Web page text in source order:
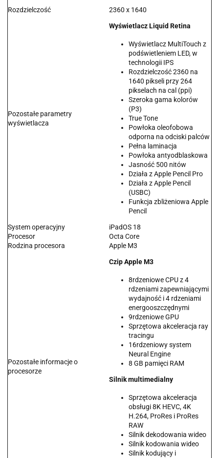
Rozdzielczość 2360 x 1640
Pozostałe parametry
wyświetlacza
Wyświetlacz Liquid Retina
Wyświetlacz MultiTouch z
podświetleniem LED, w
technologii IPS
Rozdzielczość 2360 na
1640 pikseli przy 264
pikselach na cal (ppi)
Szeroka gama kolorów
(P3)
True Tone
Powłoka oleofobowa
odporna na odciski palców
Pełna laminacja
Powłoka antyodblaskowa
Jasność 500 nitów
Działa z Apple Pencil Pro
Działa z Apple Pencil
(USBC)
Funkcja zbliżeniowa Apple
Pencil
System operacyjny
iPadOS 18
Procesor
Octa Core
Rodzina procesora
Apple M3
Pozostałe informacje o
procesorze
Czip Apple M3
8rdzeniowe CPU z 4
rdzeniami zapewniającymi
wydajność i 4 rdzeniami
energooszczędnymi
9rdzeniowe GPU
Sprzętowa akceleracja ray
tracingu
16rdzeniowy system
Neural Engine
8 GB pamięci RAM
Silnik multimedialny
Sprzętowa akceleracja
obsługi 8K HEVC, 4K
H.264, ProRes i ProRes
RAW
Silnik dekodowania wideo
Silnik kodowania wideo
Silnik kodujący i